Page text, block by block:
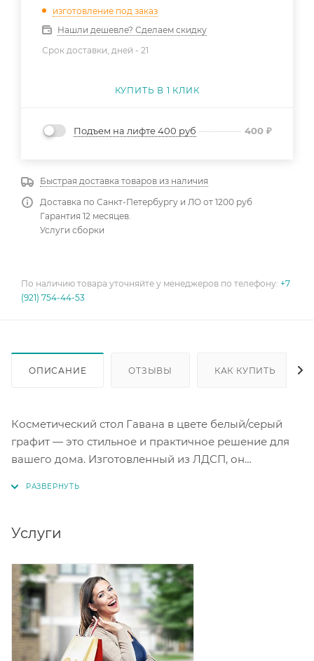
изготовление под заказ
Нашли дешевле? Сделаем скидку
Срок доставки, дней - 21
КУПИТЬ В 1 КЛИК
Подъем на лифте 400 руб 400 ₽
Быстрая доставка товаров из наличия
Доставка по Санкт-Петербургу и ЛО от 1200 руб
Гарантия 12 месяцев.
Услуги сборки
По наличию товара уточняйте у менеджеров по телефону: +7
(921) 754-44-53
ОПИСАНИЕ ОТЗЫВЫ КАК КУПИТЬ
Косметический стол Гавана в цвете белый/серый
графит — это стильное и практичное решение для
вашего дома. Изготовленный из ЛДСП, он
стол станет отличным дополнением к вашему
Благодаря своему дизайну, стол Гавана легко
впишется в любой интерьер.
Услуги